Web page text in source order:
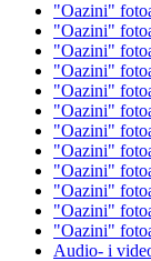
"Oazini"
"Oazini"
"Oazini"
"Oazini"
"Oazini"
"Oazini"
"Oazini"
"Oazini"
"Oazini"
"Oazini"
"Oazini"
"Oazini"
Audio- i